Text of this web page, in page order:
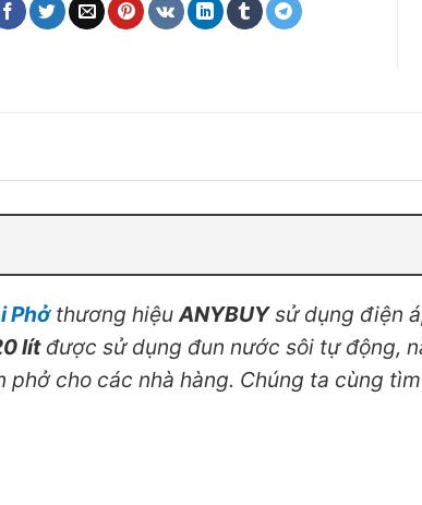
Phởthương hiệuANYBUYsử dụng điện
lítđược sử dụng đun nước sôi tự động,
cho các nhà hàng. Chúng ta cùng